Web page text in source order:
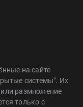
на сайте
системы". Их
или размножение
только с